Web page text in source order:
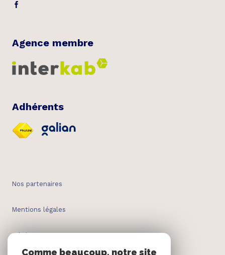
Agence membre
Adhérents
Nos partenaires
Mentions légales
Admin
Comme beaucoup, notre site